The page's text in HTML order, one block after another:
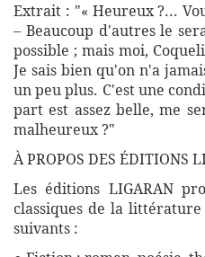
Extrait : "« Heureux ?...
– Beaucoup d'autres le
possible ; mais moi,
Je sais bien qu'on n'a
un peu plus. C'est une
part est assez belle, me
malheureux ?"
À PROPOS DES ÉDITIONS
Les éditions LIGARAN
classiques de la
suivants :